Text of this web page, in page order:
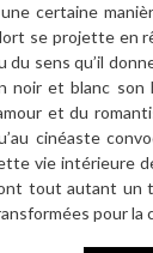
certaine
se projette en
du sens qu’il
noir et blanc son
et du
cinéaste
vie intérieure
tout autant un
pour la